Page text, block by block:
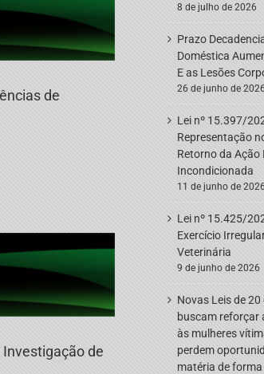
de
de
8 de julho de 2026
Prazo
Doméstica
E as Lesões
26 de junho de
Lei nº 15.397/
Representação
Retorno da Ação
Incondicionada
11 de junho de 2026
Lei nº 15.425/
Exercício
Veterinária
9 de junho de 2026
Novas Leis de
buscam reforçar
às mulheres
perdem
matéria de